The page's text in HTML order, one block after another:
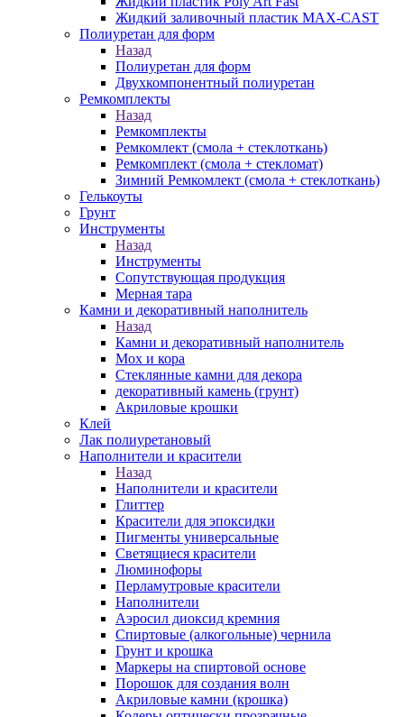
Жидкий заливочный пластик MAX-CAST
Полиуретан для форм
Назад
Полиуретан для форм
Двухкомпонентный полиуретан
Ремкомплекты
Назад
Ремкомплекты
Ремкомлект (смола + стеклоткань)
Ремкомплект (смола + стекломат)
Зимний Ремкомлект (смола + стеклоткань)
Гелькоуты
Грунт
Инструменты
Назад
Инструменты
Сопутствующая продукция
Мерная тара
Камни и декоративный наполнитель
Назад
Камни и декоративный наполнитель
Мох и кора
Стеклянные камни для декора
декоративный камень (грунт)
Акриловые крошки
Клей
Лак полиуретановый
Наполнители и красители
Назад
Наполнители и красители
Глиттер
Красители для эпоксидки
Пигменты универсальные
Светящиеся красители
Люминофоры
Перламутровые красители
Наполнители
Аэросил диоксид кремния
Спиртовые (алкогольные) чернила
Грунт и крошка
Маркеры на спиртовой основе
Порошок для создания волн
Акриловые камни (крошка)